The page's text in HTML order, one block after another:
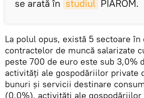
se arată în studiul PIAROM.
La polul opus, există 5 sectoare în
contractelor de muncă salarizate
peste 700 de euro este sub 3,0%
activități ale gospodăriilor private
bunuri și servicii destinare
(0,0%), activități ale